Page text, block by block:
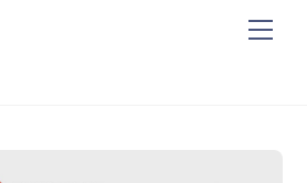
M
e